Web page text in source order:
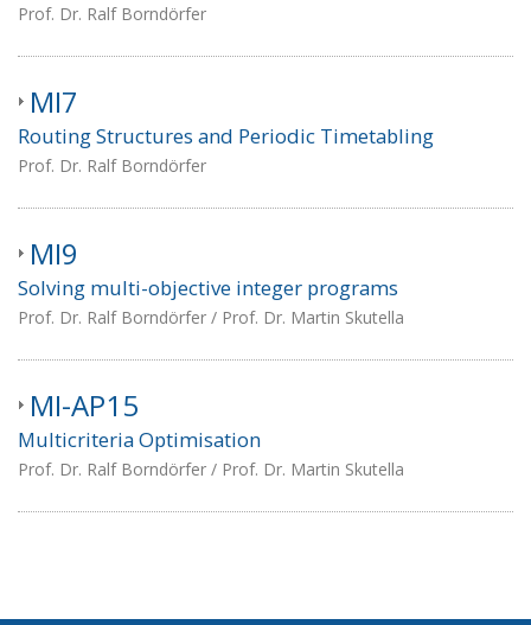
Prof. Dr. Ralf Borndörfer
MI7
Routing Structures and Periodic Timetabling
Prof. Dr. Ralf Borndörfer
MI9
Solving multi-objective integer programs
Prof. Dr. Ralf Borndörfer / Prof. Dr. Martin Skutella
MI-AP15
Multicriteria Optimisation
Prof. Dr. Ralf Borndörfer / Prof. Dr. Martin Skutella